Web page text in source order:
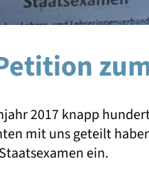
2017 knapp
mit uns geteilt
ein.